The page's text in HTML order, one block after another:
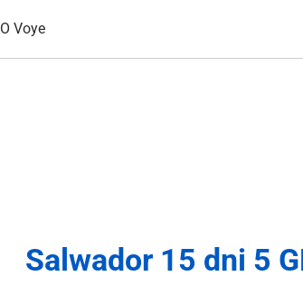
O Voye
Salwador 15 dni 5